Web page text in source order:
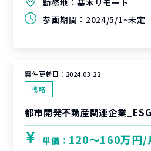
勤務地：基本リモート
参画期間： 2024/5/1~未定
案件更新日： 2024.03.22
戦略
都市開発不動産関連企業
単価： 120〜160万円/